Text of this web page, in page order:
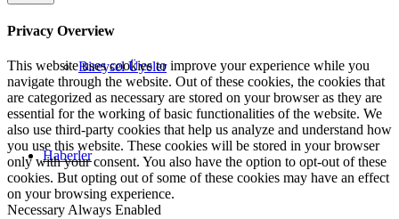
Bireysel Üyeler
Haberler
Privacy Overview
This website uses cookies to improve your experience while you
navigate through the website. Out of these cookies, the cookies that
are categorized as necessary are stored on your browser as they are
essential for the working of basic functionalities of the website. We
also use third-party cookies that help us analyze and understand how
you use this website. These cookies will be stored in your browser
only with your consent. You also have the option to opt-out of these
cookies. But opting out of some of these cookies may have an effect
on your browsing experience.
Necessary Always Enabled